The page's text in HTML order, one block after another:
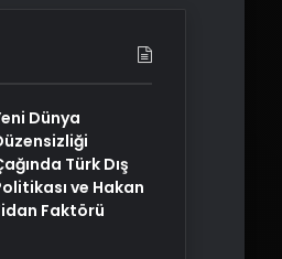
Dünya
Türk Dış
ve Hakan
Faktörü